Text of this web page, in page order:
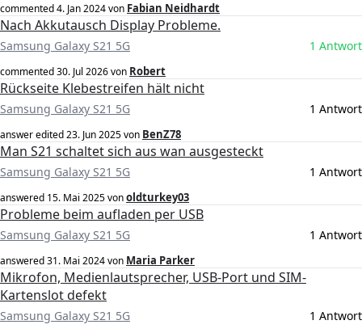
commented4. Jan 2024von Fabian Neidhardt
Nach Akkutausch Display Probleme.
Samsung Galaxy S21 5G 1 Antwort
commented30. Jul 2026von Robert
Rückseite Klebestreifen hält nicht
Samsung Galaxy S21 5G 1 Antwort
answer edited23. Jun 2025von BenZ78
Man S21 schaltet sich aus wan ausgesteckt
Samsung Galaxy S21 5G 1 Antwort
answered 15. Mai 2025vonoldturkey03
Probleme beim aufladen per USB
Samsung Galaxy S21 5G 1 Antwort
answered31. Mai 2024von Maria Parker
Mikrofon, Medienlautsprecher, USB-Port und SIM-
Kartenslot defekt
Samsung Galaxy S21 5G 1 Antwort